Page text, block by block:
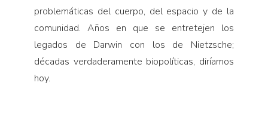
problemáticas del cuerpo, del espacio y de la
comunidad. Años en que se entretejen los
legados de Darwin con los de Nietzsche;
décadas verdaderamente biopolíticas, diríamos
hoy.